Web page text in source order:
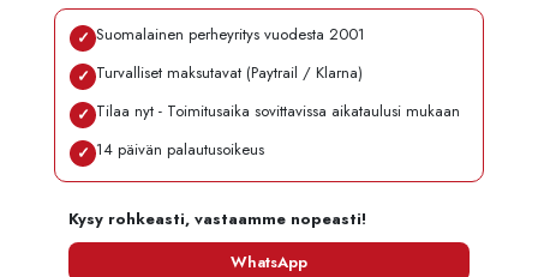
✓ Suomalainen perheyritys vuodesta 2001
✓ Turvalliset maksutavat (Paytrail / Klarna)
✓ Tilaa nyt - Toimitusaika sovittavissa aikataulusi mukaan
✓ 14 päivän palautusoikeus
Kysy rohkeasti, vastaamme nopeasti!
WhatsApp